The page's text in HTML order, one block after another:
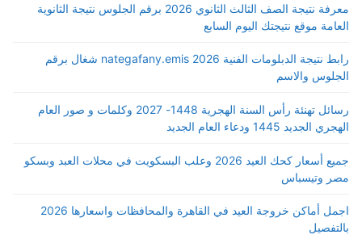
معرفة نتيجة الصف الثالث الثانوي 2026 برقم الجلوس نتيجة الثانوية
العامة موقع نتيجتك اليوم السابع
رابط نتيجة الدبلومات الفنية 2026 nategafany.emis شغال برقم
الجلوس والاسم
رسائل تهنئة رأس السنة الهجرية 1448- 2027 وكلمات و صور العام
الهجري الجديد 1445 ودعاء العام الجديد
جميع أسعار كحك العيد 2026 وعلب البسكويت في محلات العبد وبسكو
مصر وتيسباس
اجمل أماكن خروجة العيد في القاهرة والمحافظات واسعارها 2026
بالتفصيل